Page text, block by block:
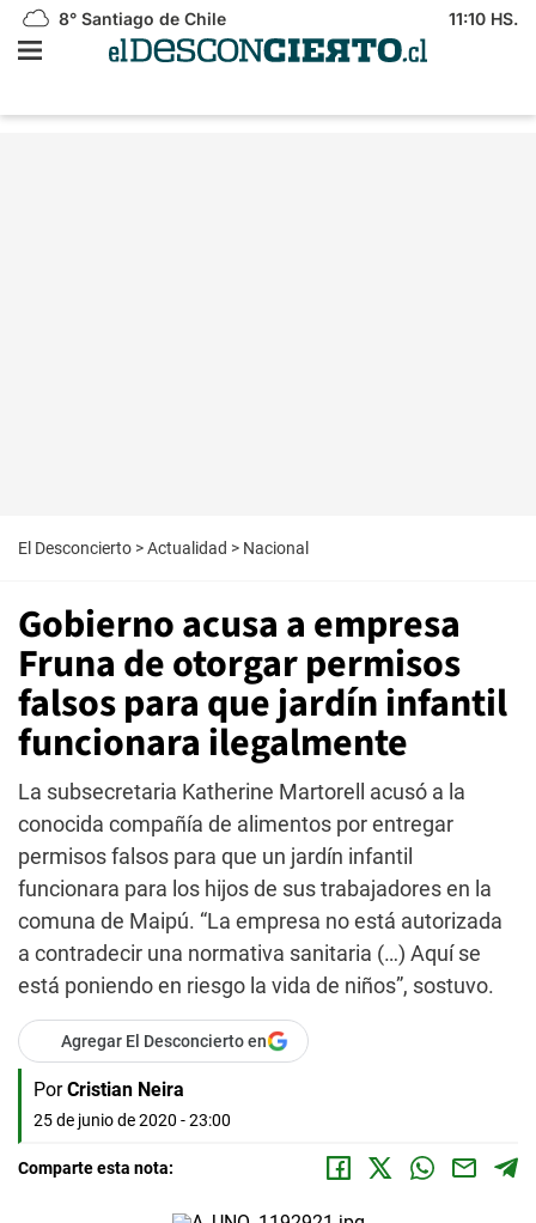
8° Santiago de Chile 11:10 HS.
El Desconcierto >Actualidad > Nacional
Gobierno acusa a empresa
Fruna de otorgar permisos
falsos para que jardín infantil
funcionara ilegalmente
La subsecretaria Katherine Martorell acusó a la
conocida compañía de alimentos por entregar
permisos falsos para que un jardín infantil
funcionara para los hijos de sus trabajadores en la
comuna de Maipú. “La empresa no está autorizada
a contradecir una normativa sanitaria (…) Aquí se
está poniendo en riesgo la vida de niños”, sostuvo.
Agregar El Desconcierto en
Por Cristian Neira
25 de junio de 2020 - 23:00
Comparte esta nota: